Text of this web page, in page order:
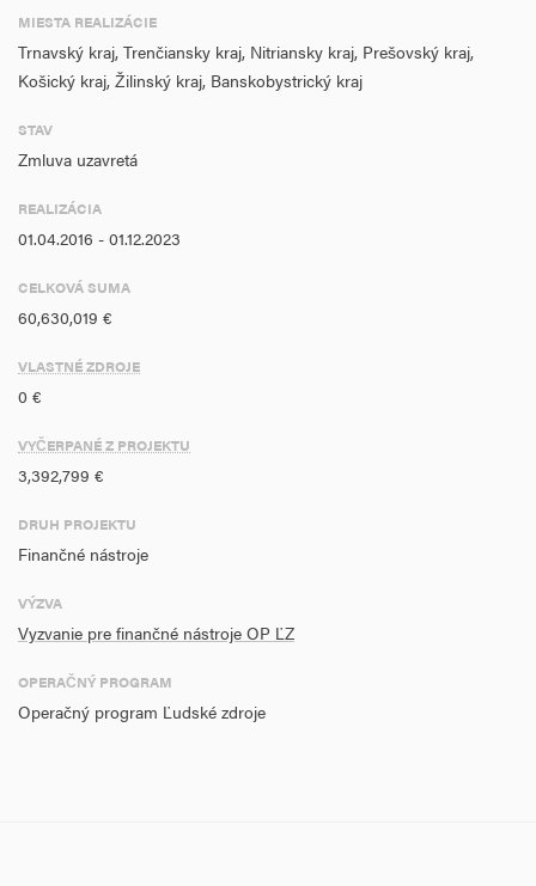
AM v rámci SIH vytvorí špecifický podfond na podporu sociálnej
ekonomiky pod názvom FOSFOR, do ktorého budú vložené
prostriedky z OP ĽZ. Rámcovo sa finančné nástroje použijú na
motivácia k tvorbe podpory pracovných miest, sociálnej integrácii
prostredníctvom funkčného systému prestupného bývania či k
návratnosti prostriedkov alebo úspory nákladov. Finančné nástroje
majú potenciál pritiahnuť dodatočný súkromný kapitál do oblastí
podporovaných v rámci OP ĽZ a prispieť tak k efektívnejšiemu
MIESTA REALIZÁCIE
Trnavský kraj, Trenčiansky kraj, Nitriansky kraj, Prešovský kraj,
Košický kraj, Žilinský kraj, Banskobystrický kraj
STAV
Zmluva uzavretá
REALIZÁCIA
01.04.2016 - 01.12.2023
CELKOVÁ SUMA
60,630,019 €
VLASTNÉ ZDROJE
0 €
VYČERPANÉ Z PROJEKTU
3,392,799 €
DRUH PROJEKTU
Finančné nástroje
VÝZVA
Vyzvanie pre finančné nástroje OP ĽZ
OPERAČNÝ PROGRAM
Operačný program Ľudské zdroje